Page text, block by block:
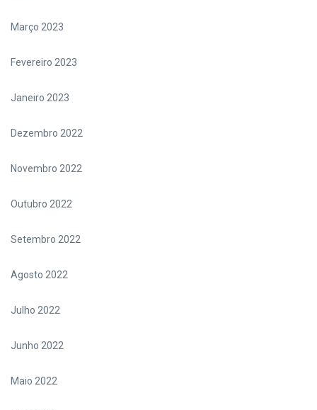
Março 2023
Fevereiro 2023
Janeiro 2023
Dezembro 2022
Novembro 2022
Outubro 2022
Setembro 2022
Agosto 2022
Julho 2022
Junho 2022
Maio 2022